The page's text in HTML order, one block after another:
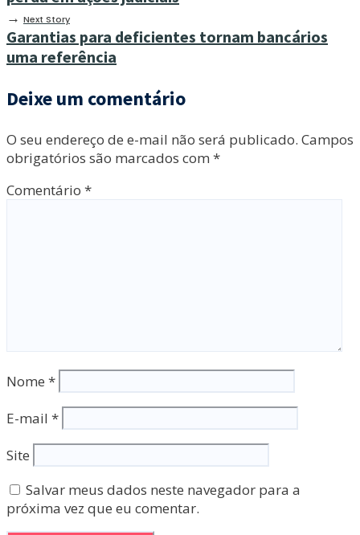
→ Next Story
Garantias para deficientes tornam bancários
uma referência
Deixe um comentário
O seu endereço de e-mail não será publicado. Campos
obrigatórios são marcados com *
Comentário *
Nome *
E-mail *
Site
Salvar meus dados neste navegador para a
próxima vez que eu comentar.